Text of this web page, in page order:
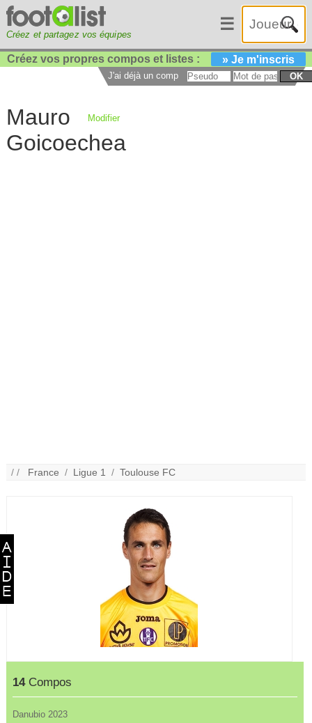
Créez et partagez vos équipes
☰
Créez vos propres compos et listes : » Je m'inscris
J'ai déjà un compte : OK
Mauro
Goicoechea
Modifier
/ / France / Ligue 1 /Toulouse FC
14Compos
Danubio 2023